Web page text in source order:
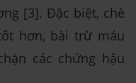
[3]. Đặc biệt, chè
hơn, bài trừ máu
các chứng hậu